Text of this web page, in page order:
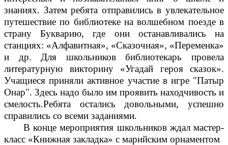
знаниях. Затем ребята отправились в увлекательное
путешествие по библиотеке на волшебном поезде в
страну Букварию, где они останавливались на
станциях: «Алфавитная», «Сказочная», «Переменка»
и др. Для школьников библиотекарь провела
литературную викторину «Угадай героя сказок».
Учащиеся приняли активное участие в игре "Патыр
Онар". Здесь надо было им проявить находчивость и
смелость.Ребята остались довольными, успешно
справились со всеми заданиями.
В конце мероприятия школьников ждал мастер-
класс «Книжная закладка» с марийским орнаментом